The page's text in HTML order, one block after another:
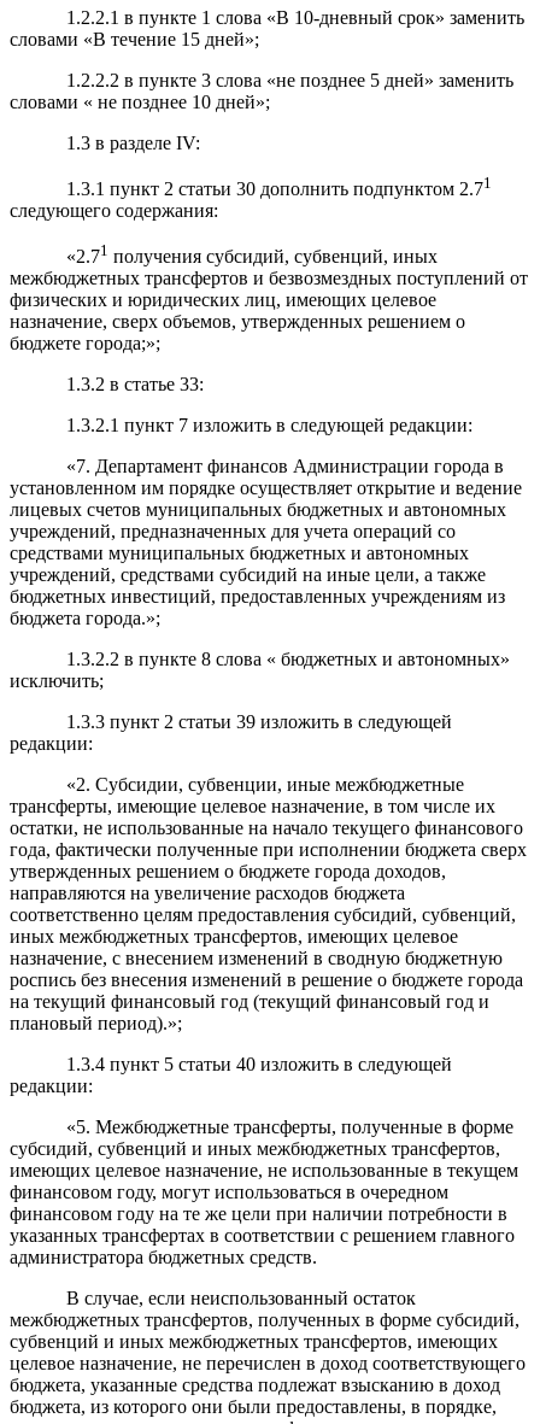
1.2.2.1 в пункте 1 слова «В 10-дневный срок» заменить
словами «В течение 15 дней»;
1.2.2.2 в пункте 3 слова «не позднее 5 дней» заменить
словами « не позднее 10 дней»;
1.3 в разделе IV:
1.3.1 пункт 2 статьи 30 дополнить подпунктом 2.71
следующего содержания:
«2.71 получения субсидий, субвенций, иных
межбюджетных трансфертов и безвозмездных поступлений от
физических и юридических лиц, имеющих целевое
назначение, сверх объемов, утвержденных решением о
бюджете города;»;
1.3.2 в статье 33:
1.3.2.1 пункт 7 изложить в следующей редакции:
«7. Департамент финансов Администрации города в
установленном им порядке осуществляет открытие и ведение
лицевых счетов муниципальных бюджетных и автономных
учреждений, предназначенных для учета операций со
средствами муниципальных бюджетных и автономных
учреждений, средствами субсидий на иные цели, а также
бюджетных инвестиций, предоставленных учреждениям из
бюджета города.»;
1.3.2.2 в пункте 8 слова « бюджетных и автономных»
исключить;
1.3.3 пункт 2 статьи 39 изложить в следующей
редакции:
«2. Субсидии, субвенции, иные межбюджетные
трансферты, имеющие целевое назначение, в том числе их
остатки, не использованные на начало текущего финансового
года, фактически полученные при исполнении бюджета сверх
утвержденных решением о бюджете города доходов,
направляются на увеличение расходов бюджета
соответственно целям предоставления субсидий, субвенций,
иных межбюджетных трансфертов, имеющих целевое
назначение, с внесением изменений в сводную бюджетную
роспись без внесения изменений в решение о бюджете города
на текущий финансовый год (текущий финансовый год и
плановый период).»;
1.3.4 пункт 5 статьи 40 изложить в следующей
редакции:
«5. Межбюджетные трансферты, полученные в форме
субсидий, субвенций и иных межбюджетных трансфертов,
имеющих целевое назначение, не использованные в текущем
финансовом году, могут использоваться в очередном
финансовом году на те же цели при наличии потребности в
указанных трансфертах в соответствии с решением главного
администратора бюджетных средств.
В случае, если неиспользованный остаток
межбюджетных трансфертов, полученных в форме субсидий,
субвенций и иных межбюджетных трансфертов, имеющих
целевое назначение, не перечислен в доход соответствующего
бюджета, указанные средства подлежат взысканию в доход
бюджета, из которого они были предоставлены, в порядке,